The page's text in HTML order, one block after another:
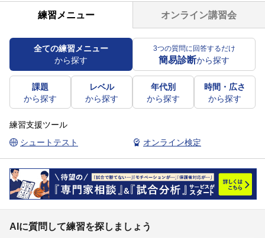
練習メニュー オンライン講習会
全ての練習メニュー
から探す
3つの質問に回答するだけ
簡易診断から探す
課題
から探す
レベル
から探す
年代別
から探す
時間・広さ
から探す
練習支援ツール
シュートテスト
オンライン検定
AIに質問して練習を探しましょう